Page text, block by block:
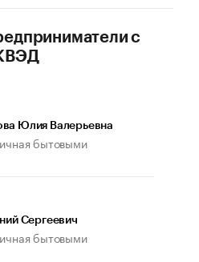
с
Юлия Валерьевна
бытовыми
Сергеевич
бытовыми